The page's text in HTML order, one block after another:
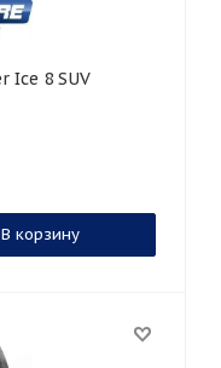
В корзину